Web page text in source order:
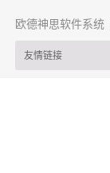
欧德神思软件系统